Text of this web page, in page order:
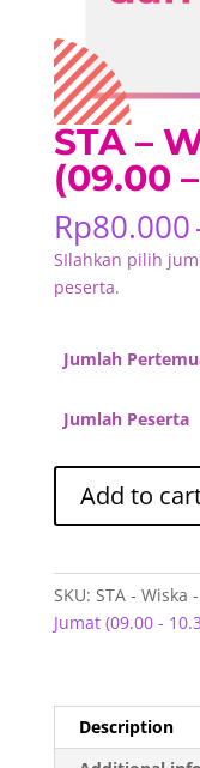
STA –
(09.00
Rp80.000
SIlahkan pilih
peserta.
Jumlah
Jumlah Peserta
Jumat
(09.00
quantity
Add to
SKU: STA - Wiska
Jumat (09.00 -
Description